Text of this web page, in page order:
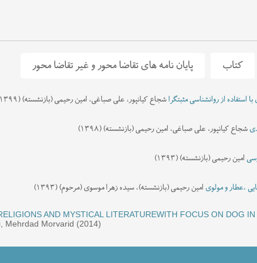
کتاب پایان نامه های تقاضا محور و غیر تقاضا محور
از روانشناسی مثبتگراشجاع کیانپور، علی صباغی، امین رحیمی (بازنشسته) (۱۳۹۹)
شجاع کیانپور، علی صباغی، امین رحیمی (بازنشسته) (۱۳۹۸)
امین رحیمی (بازنشسته) (۱۳۹۳)
،عطار و مولویامین رحیمی (بازنشسته)، سیده زهرا موسوی (مرحوم) (۱۳۹۳)
AND MYSTICAL LITERATUREWITH FOCUS ON DOG
Mehrdad Morvarid (2014)
زبان و مضمون در مجموعه «همصدا با حلق اسماعیل»امین رحیمی (بازنشسته)،
موسوی گرمارودیامین رحیمی (بازنشسته) (۱۳۹۴)
(بازنشسته)، طاهره میرهاشمی (۱۳۹۱)
(۱۳۹۰)
امین رحیمی (بازنشسته)، علی صباغی، شجاع کیانپور (۱۴۰۰)
علی صباغی، امین رحیمی (بازنشسته) (۱۳۹۵)
مهرداد اکبری (۱۳۹۴)
حیدری، محسن ذوالفقاری، امین رحیمی (بازنشسته)، رحیمی یدالله (۱۳۹۴)
(با تکیه بر غزلیات شمس) بر اساس نظریه ارتباطی یاکوبسنحسن حیدری، امین رحیمی
مثنوی های عطار و سناییسیده زهرا موسوی (مرحوم)، امین رحیمی (بازنشسته)، فروغ